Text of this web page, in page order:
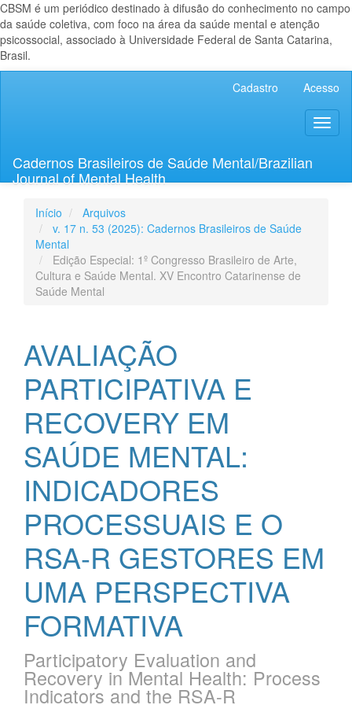
CBSM é um periódico destinado à difusão do conhecimento no campo
da saúde coletiva, com foco na área da saúde mental e atenção
psicossocial, associado à Universidade Federal de Santa Catarina,
Brasil.
Lateral
Cadastro Acesso
Cadernos Brasileiros de Saúde Mental/Brazilian
Journal of Mental Health
Início
Arquivos
v. 17 n. 53 (2025): Cadernos Brasileiros de Saúde
Mental
Edição Especial: 1º Congresso Brasileiro de Arte,
Cultura e Saúde Mental. XV Encontro Catarinense de
Saúde Mental
AVALIAÇÃO
PARTICIPATIVA E
RECOVERY EM
SAÚDE MENTAL:
INDICADORES
PROCESSUAIS E O
RSA-R GESTORES EM
UMA PERSPECTIVA
FORMATIVA
Participatory Evaluation and
Recovery in Mental Health: Process
Indicators and the RSA-R